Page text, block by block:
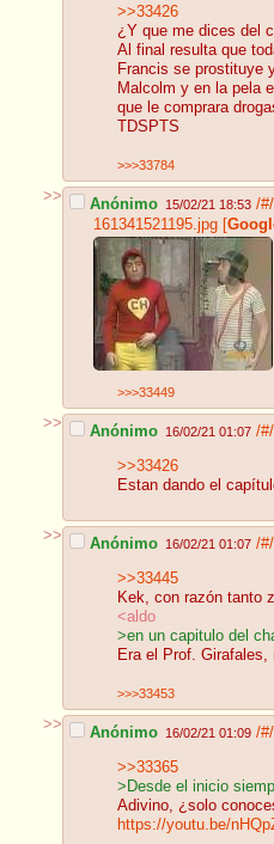
>>33426
¿Y que me dices del
Al final resulta que
Francis se prostituye
Malcolm y en la pela
que le comprara
TDSPTS
>>>33784
>> Anónimo 15/02/21 18:53 /#/
161341521195.jpg [
>>>33449
>> Anónimo 16/02/21 01:07 /#/
>>33426
Estan dando el
>> Anónimo 16/02/21 01:07 /#/
>>33445
Kek, con razón tanto
<aldo
>en un capitulo del
Era el Prof. Girafales,
>>>33453
>> Anónimo 16/02/21 01:09 /#/
>>33365
>Desde el inicio
Adivino, ¿solo
https://youtu.be/